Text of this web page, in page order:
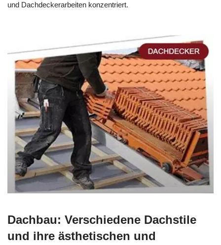
und Dachdeckerarbeiten konzentriert.
Dachbau: Verschiedene Dachstile
und ihre ästhetischen und